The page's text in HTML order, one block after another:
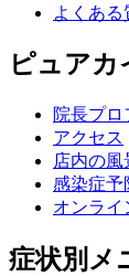
よくある
ピュアカ
院長プロ
アクセス
店内の風
感染症予
オンライ
症状別メ